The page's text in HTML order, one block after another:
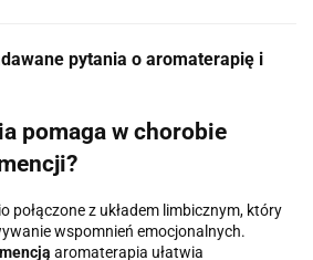
pytania o aromaterapię i
pomaga w chorobie
połączone z układem limbicznym, który
wspomnień emocjonalnych.
aromaterapia ułatwia